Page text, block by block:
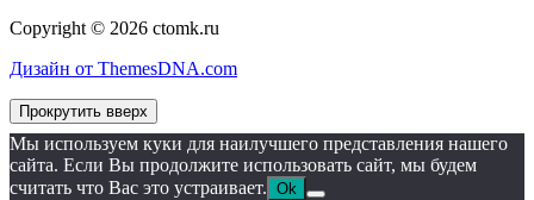
Copyright © 2026 ctomk.ru
Дизайн от ThemesDNA.com
Прокрутить вверх
Мы используем куки для наилучшего представления нашего
сайта. Если Вы продолжите использовать сайт, мы будем
считать что Вас это устраивает. Ok